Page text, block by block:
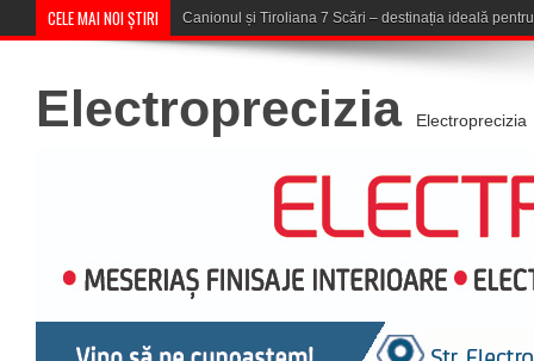
CELE MAI NOI ȘTIRI Concert în aer liber la Komeea C
Electroprecizia Electroprecizia